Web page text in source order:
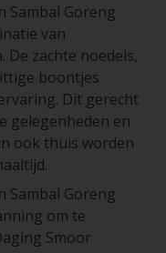
Sambal Goreng
van
De zachte noedels,
boontjes
Dit gerecht
gelegenheden en
ook thuis worden
Sambal Goreng
om te
Smoor